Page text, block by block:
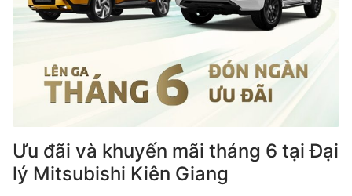
Ưu đãi và khuyến mãi tháng 6 tại Đại
lý Mitsubishi Kiên Giang